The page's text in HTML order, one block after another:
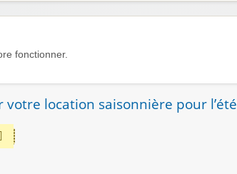
fonctionner.
votre location saisonnière pour l’été